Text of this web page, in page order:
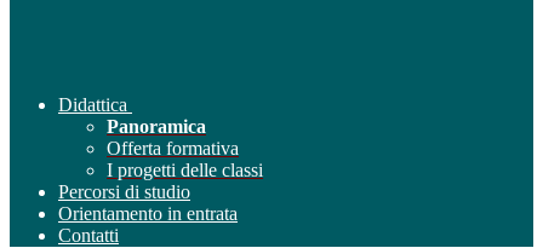
Didattica
Panoramica
Offerta formativa
I progetti delle classi
Percorsi di studio
Orientamento in entrata
Contatti